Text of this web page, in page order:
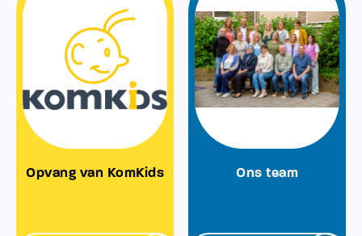
Opvang van KomKids Ons team